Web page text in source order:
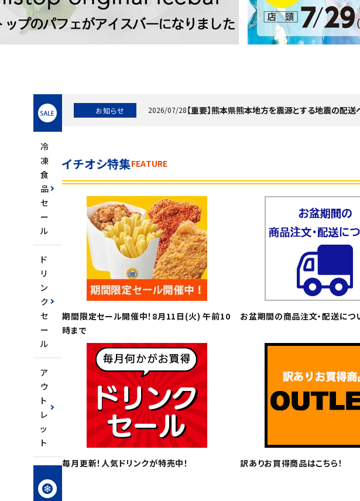
飲料
ギフト
セール
フードロス
ペット用品
SHOP GUIDE
お問い合わせ
特定商取引法表示について
プライバシーポリシー
会社概要
冷
凍
食
品
セ
ー
ル
ド
リ
ン
ク
セ
ー
ル
ア
ウ
ト
レ
ッ
ト
冷
凍
食
お知らせ 2026/07/28【重要】熊本県熊本地方を震源とする地震の配
イチオシ特集FEATURE
期間限定セール開催中！8月11日(火) 午前10
時まで
お盆期間の商品注文・配送につ
毎月更新！人気ドリンクが特売中！ 訳ありお買得商品はこちら！